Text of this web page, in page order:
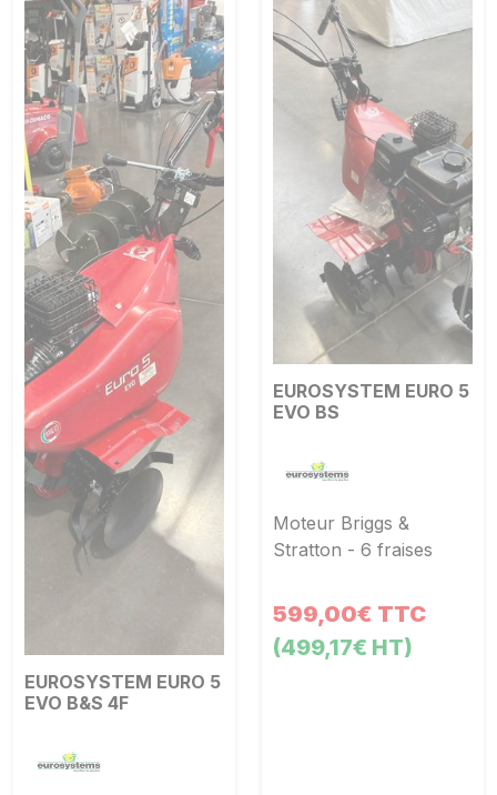
EUROSYSTEM EURO 5
EVO B&S 4F
EUROSYSTEM EURO 5
EVO BS
Moteur Briggs &
Stratton - 6 fraises
599,00€ TTC
(499,17€ HT)